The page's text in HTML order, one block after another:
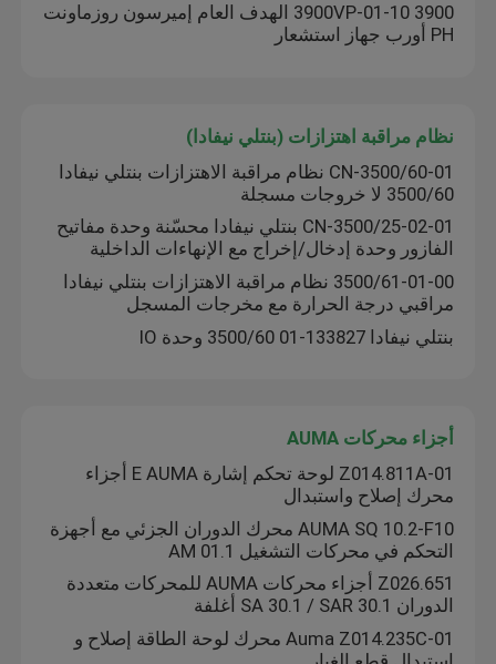
المنتجات
جولة في المصنع
اتصل بنا
أخبار
News
ألن برادلي PLC المنتجات
فاكس الفلفل الحاجز المعزول
3900VP-01-10 3900 الهدف العام إميرسون روزماونت
PH أورب جهاز استشعار
نظام مراقبة اهتزازات (بنتلي نيفادا)
3500/60-01-CN نظام مراقبة الاهتزازات بنتلي نيفادا
3500/60 لا خروجات مسجلة
3500/25-02-01-CN بنتلي نيفادا محسّنة وحدة مفاتيح
الفازور وحدة إدخال/إخراج مع الإنهاءات الداخلية
3500/61-01-00 نظام مراقبة الاهتزازات بنتلي نيفادا
مراقبي درجة الحرارة مع مخرجات المسجل
بنتلي نيفادا 133827-01 3500/60 وحدة IO
أجزاء محركات AUMA
Z014.811A-01 لوحة تحكم إشارة E AUMA أجزاء
محرك إصلاح واستبدال
AUMA SQ 10.2-F10 محرك الدوران الجزئي مع أجهزة
التحكم في محركات التشغيل AM 01.1
Z026.651 أجزاء محركات AUMA للمحركات متعددة
الدوران SA 30.1 / SAR 30.1 أغلفة
Auma Z014.235C-01 محرك لوحة الطاقة إصلاح و